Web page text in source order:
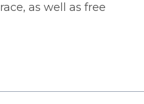
as well as free